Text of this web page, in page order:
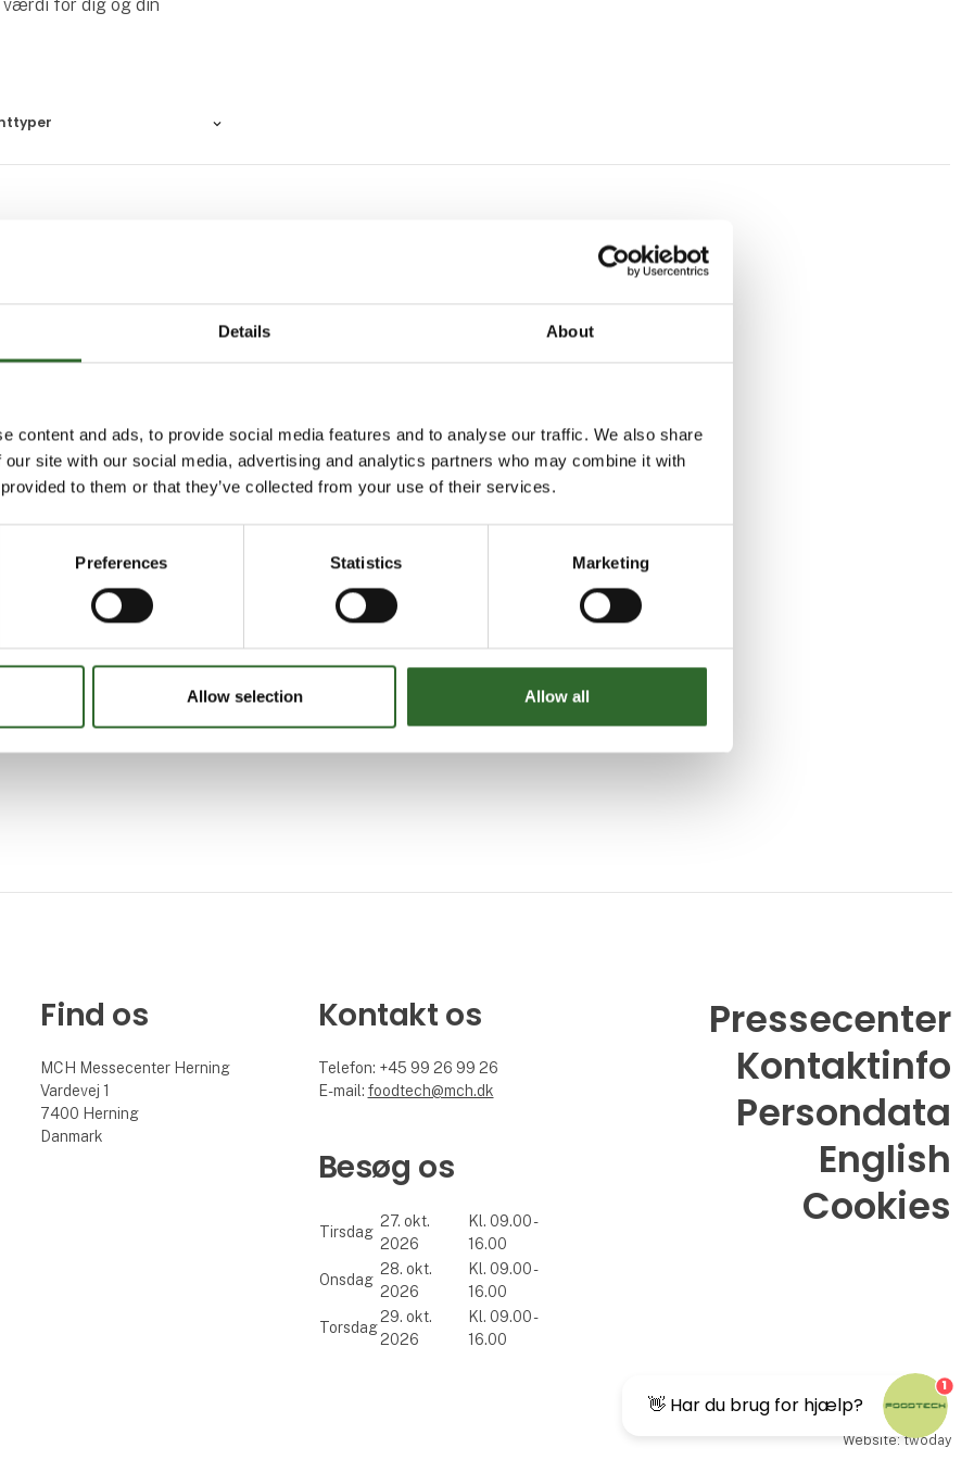
Details About
content and ads, to provide social media features and to analyse our traffic. We also share
our site with our social media, advertising and analytics partners who may combine it with
to them or that they’ve collected from your use of their services.
Preferences Statistics Marketing
Allow selection Allow all
værdi for dig og din
Find os
MCH Messecenter Herning
Vardevej 1
7400 Herning
Danmark
Kontakt os
Telefon: +45 99 26 99 26
E-mail: foodtech@mch.dk
Besøg os
Tirsdag
27. okt.
2026
Kl. 09.00 -
16.00
Onsdag
28. okt.
2026
Kl. 09.00 -
16.00
Torsdag
29. okt.
2026
Kl. 09.00 -
16.00
Pressecenter
Kontaktinfo
Persondata
English
Cookies
Website: twoday
👋 Har du brug for hjælp?
1